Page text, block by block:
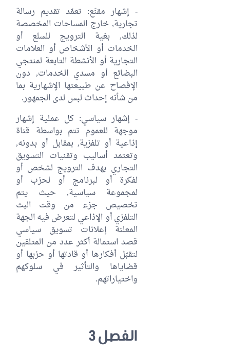
- إشهار مقنّع: تعمّد تقديم رسالة
تجارية, خارج المساحات المخصصة
لذلك, بغية الترويج للسلع أو
الخدمات أو الأشخاص أو العلامات
التجارية أو الأنشطة التابعة لمنتجي
البضائع أو مسدي الخدمات, دون
الإفصاح عن طبيعتها الإشهارية بما
من شأنه إحداث لبس لدى الجمهور.
- إشهار سياسي: كل عملية إشهار
موجهة للعموم تتم بواسطة قناة
إذاعية أو تلفزية, بمقابل أو بدونه,
وتعتمد أساليب وتقنيات التسويق
التجاري بهدف الترويج لشخص أو
لفكرة أو لبرنامج أو لحزب أو
لمجموعة سياسية, حيث يتم
تخصيص جزء من وقت البث
التلفزي أو الإذاعي لتعرض فيه الجهة
المعلنة إعلانات تسويق سياسي
قصد استمالة أكثر عدد من المتلقين
لتقبّل أفكارها أو قادتها أو حزبها أو
قضاياها والتأثير في سلوكهم
واختياراتهم.
الفصل 3